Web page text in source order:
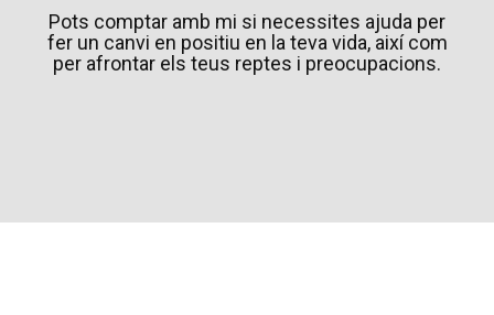
Pots comptar amb mi si necessites ajuda per
fer un canvi en positiu en la teva vida, així com
per afrontar els teus reptes i preocupacions.